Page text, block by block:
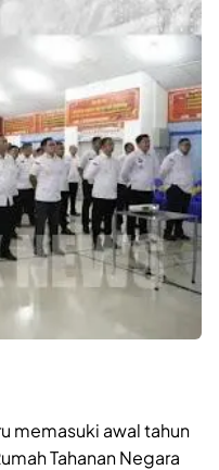
memasuki awal tahun
Tahanan Negara